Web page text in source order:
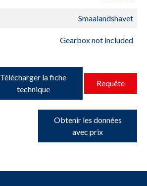
Smaalandshavet
Gearbox not included
Télécharger la fiche
technique
Requête
Obtenir les données
avec prix